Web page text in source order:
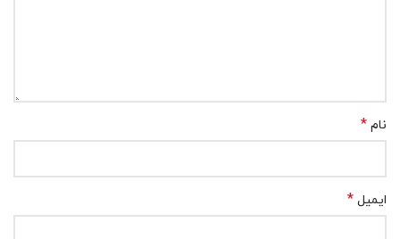
نام *
ایمیل *